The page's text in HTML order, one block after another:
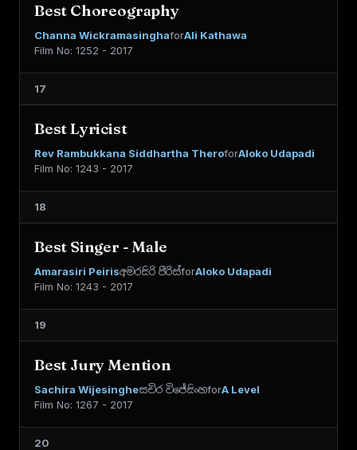
Best Choreography
Channa WickramasinghaforAli Kathawa
Film No: 1252 - 2017
17
Best Lyricist
Rev Rambukkana Siddhartha TheroforAloko Udapadi
Film No: 1243 - 2017
18
Best Singer - Male
Amarasiri Peirisඅමරසිරි පීරිස්forAloko Udapadi
Film No: 1243 - 2017
19
Best Jury Mention
Sachira Wijesingheසචිර විජේසිංහforA Level
Film No: 1267 - 2017
20